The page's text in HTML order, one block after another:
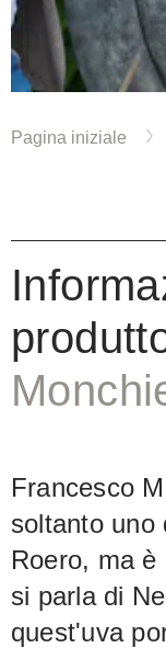
Pagina iniziale
Francesco
soltanto uno
Roero, ma
si parla di
quest'uva